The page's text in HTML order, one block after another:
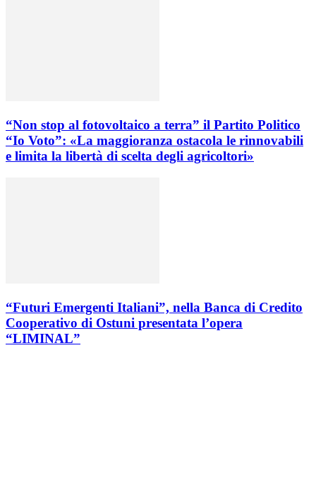
“Non stop al fotovoltaico a terra” il Partito Politico
“Io Voto”: «La maggioranza ostacola le rinnovabili
e limita la libertà di scelta degli agricoltori»
“Futuri Emergenti Italiani”, nella Banca di Credito
Cooperativo di Ostuni presentata l’opera
“LIMINAL”